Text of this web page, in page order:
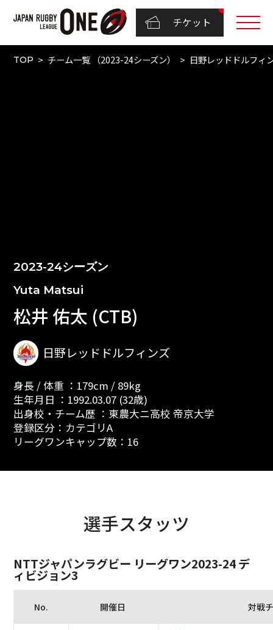
チケット
TOP チーム一覧 （2023-24シーズン） 日野レッドドルフィ
2023-24シーズン
Yuta Matsui
松井 佑太 (CTB)
日野レッドドルフィンズ
身長 / 体重 ：179cm / 89kg
生年月日 ：1992.03.07 (32歳)
出身校・チーム歴 ：東農大ニ高校 帝京大学
登録区分：カテゴリA
リーグワンキャップ数：16
選手スタッツ
NTTジャパンラグビー リーグワン2023-24 デ
ィビジョン3
No. 開催日 対戦